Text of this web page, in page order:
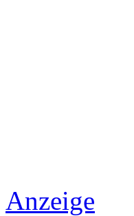
Anzeige